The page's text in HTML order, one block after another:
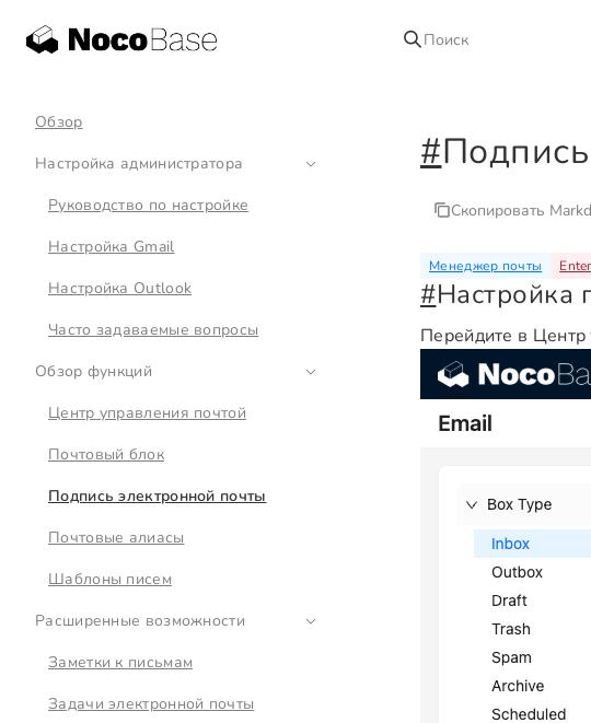
Поиск
Обзор
Настройка администратора
Руководство по настройке
Настройка Gmail
Настройка Outlook
Часто задаваемые вопросы
Обзор функций
Центр управления почтой
Почтовый блок
Подпись электронной почты
Почтовые алиасы
Шаблоны писем
Расширенные возможности
Заметки к письмам
Задачи электронной почты
#
Скопировать
Менеджер почты
#Настройка
Перейдите в Центр